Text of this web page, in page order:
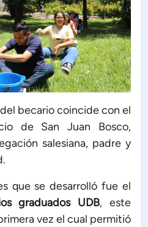
becario coincide con el
de San Juan Bosco,
salesiana, padre y
que se desarrolló fue el
graduados UDB, este
vez el cual permitió